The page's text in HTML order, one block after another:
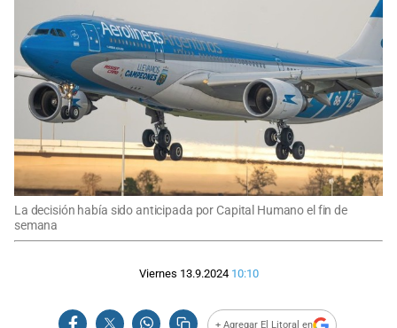
La decisión había sido anticipada por Capital Humano el fin de
semana
Viernes 13.9.2024 10:10
+ Agregar El Litoral en